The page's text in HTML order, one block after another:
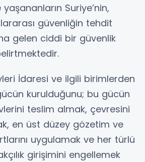
Suriye’nin,
güvenliğin tehdit
gelen ciddi bir güvenlik
İdaresi ve ilgili birimlerden
kurulduğunu; bu gücün
teslim almak, çevresini
en üst düzey gözetim ve
uygulamak ve her türlü
girişimini engellemek